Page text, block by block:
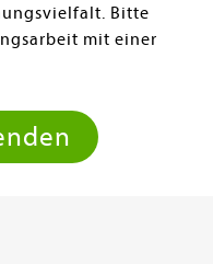
Bitte
mit einer